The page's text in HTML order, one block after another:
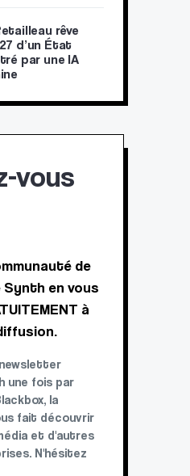
rêve
d’un État
par une IA
vous
de
Synth en vous
à
une fois par
la
fait découvrir
et d'autres
N'hésitez